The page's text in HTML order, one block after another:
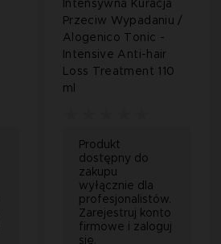
Intensywna Kuracja
Przeciw Wypadaniu /
Alogenico Tonic -
Intensive Anti-hair
Loss Treatment 110
ml
Produkt
dostępny do
zakupu
wyłącznie dla
profesjonalistów.
Zarejestruj konto
firmowe i zaloguj
się.